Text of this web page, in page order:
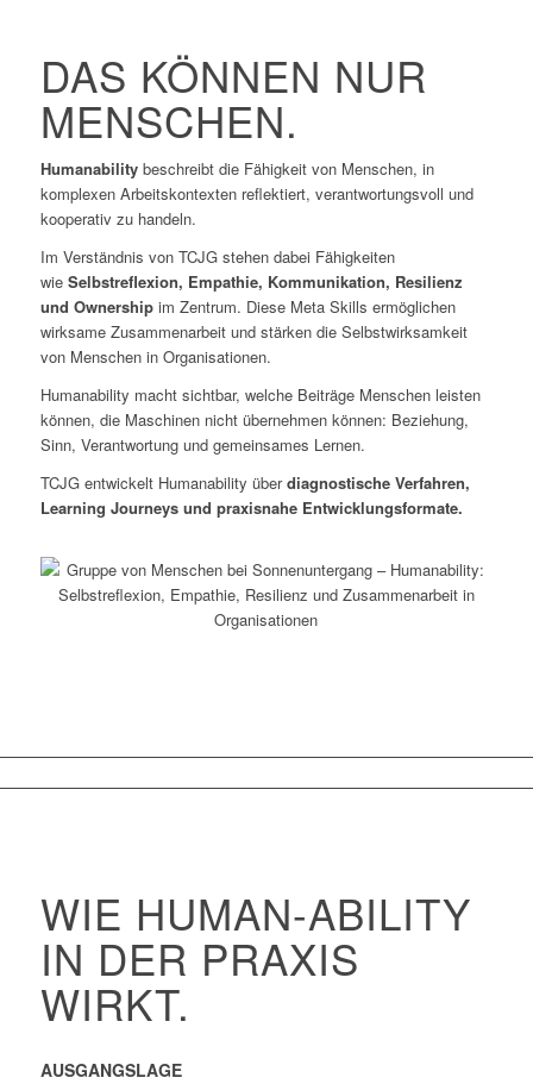
DAS KÖNNEN NUR
MENSCHEN.
Humanabilitybeschreibt die Fähigkeit von Menschen, in
komplexen Arbeitskontexten reflektiert, verantwortungsvoll und
kooperativ zu handeln.
Im Verständnis von TCJG stehen dabei Fähigkeiten
wie Selbstreflexion, Empathie, Kommunikation, Resilienz
und Ownershipim Zentrum. Diese Meta Skills ermöglichen
wirksame Zusammenarbeit und stärken die Selbstwirksamkeit
von Menschen in Organisationen.
Humanability macht sichtbar, welche Beiträge Menschen leisten
können, die Maschinen nicht übernehmen können: Beziehung,
Sinn, Verantwortung und gemeinsames Lernen.
TCJG entwickelt Humanability überdiagnostische Verfahren,
Learning Journeys und praxisnahe Entwicklungsformate.
WIE HUMAN-ABILITY
IN DER PRAXIS
WIRKT.
AUSGANGSLAGE